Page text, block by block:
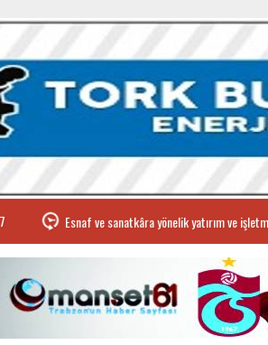
Esnaf ve sanatkâra yönelik yatırım ve